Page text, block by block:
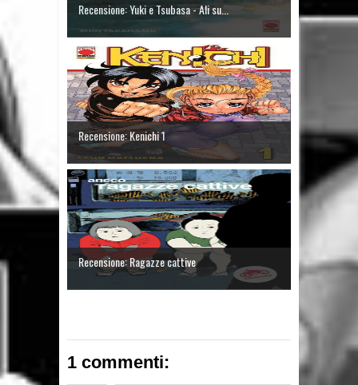
Recensione: Yuki e Tsubasa - Ali su...
Recensione: Kenichi 1
Recensione: Ragazze cattive
1 commenti: